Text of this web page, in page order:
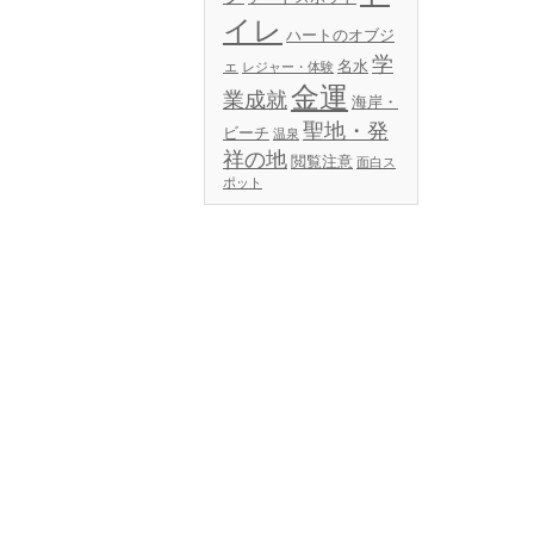
イレ ハートのオブジ
ェ レジャー・体験 名水 学
業成就金運 海岸・
ビーチ 温泉 聖地・発
祥の地 閲覧注意 面白ス
ポット